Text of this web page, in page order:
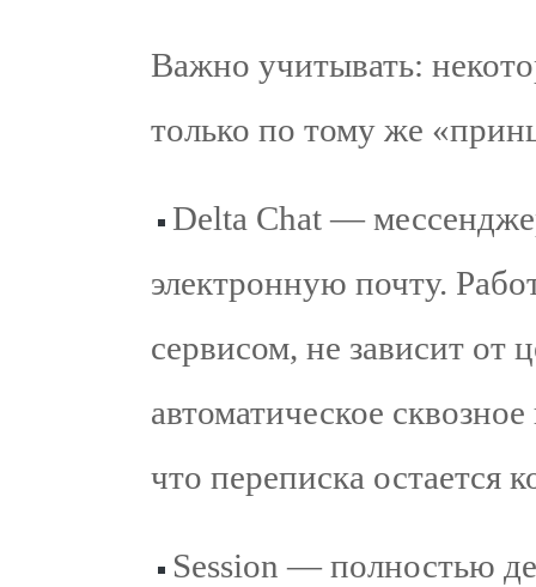
Важно учитывать:
только по тому же
Delta Chat —
электронную почту.
сервисом, не зависит от
автоматическое
что переписка остается
Session — полностью